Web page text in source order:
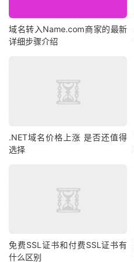
域名转入Name.com商家的最新
详细步骤介绍
.NET域名价格上涨 是否还值得
选择
免费SSL证书和付费SSL证书有
什么区别